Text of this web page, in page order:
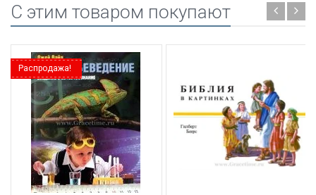
C этим товаром покупают
Распродажа!